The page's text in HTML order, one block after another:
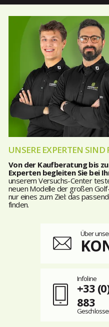
UNSERE EXPERTEN SIND
Von der Kaufberatung bis
Experten begleiten Sie bei
unserem Versuchs-Center
neuen Modelle der großen
nur eines zum Ziel: das
finden.
Über
Infoline
+33
883